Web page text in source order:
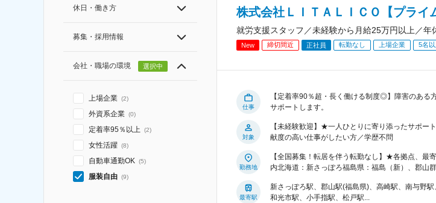
休日・働き方
募集・採用情報
会社・職場の環境 選択中
上場企業 (2)
外資系企業 (0)
定着率95％以上 (2)
女性活躍 (8)
自動車通勤OK (5)
服装自由 (9)
株式会社ＬＩＴＡＬＩＣＯ【プライ
就労支援スタッフ／未経験から月給25万円以上／年
New 締切間近 正社員 転勤なし 上場企業 5名
仕事
【定着率90％超・長く働ける制度◎】障害のある
サポートします。
対象
【未経験歓迎】★一人ひとりに寄り添ったサポー
献度の高い仕事がしたい方／学歴不問
勤務地
【全国募集！転居を伴う転勤なし】★各拠点、最
内北海道：新さっぽろ福島県：福島（新）、郡山
最寄駅
新さっぽろ駅、郡山駅(福島県)、高崎駅、南与野駅
和光市駅、小手指駅、松戸駅...